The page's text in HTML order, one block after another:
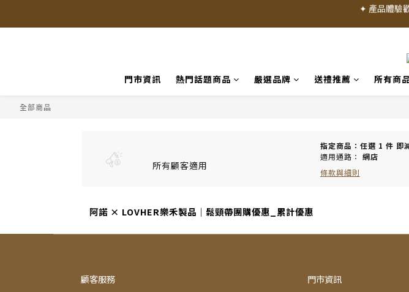
✦ 加入會員就
✦ 加入會員就
門市資訊 熱門話題商品 嚴選品牌 送禮推薦 所有商
全部商品
所有顧客適用
指定商品：任選 1 件 即
適用通路： 網店
條款與細則
阿諾 × LOVHER樂禾製品｜鬆頸帶團購優惠_累計優惠
顧客服務 門市資訊